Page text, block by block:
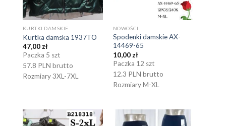
KURTKI DAMSKIE
Kurtka damska 1937TO
47,00 zł
Paczka 5 szt
57.8 PLN brutto
Rozmiary 3XL-7XL
NOWOŚCI
Spodenki damskie AX-
14469-65
10,00 zł
Paczka 12 szt
12.3 PLN brutto
Rozmiary M-XL